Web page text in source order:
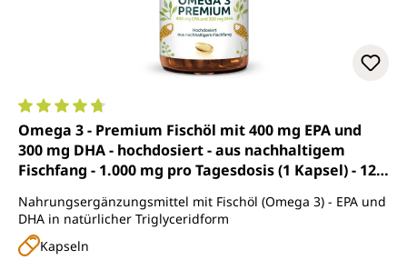
Durchschnittliche Bewertung von 4.7 von 5 Sternen
Omega 3 - Premium Fischöl mit 400 mg EPA und
300 mg DHA - hochdosiert - aus nachhaltigem
Fischfang - 1.000 mg pro Tagesdosis (1 Kapsel) - 120
Nahrungsergänzungsmittel mit Fischöl (Omega 3) - EPA und
DHA in natürlicher Triglyceridform
Kapseln